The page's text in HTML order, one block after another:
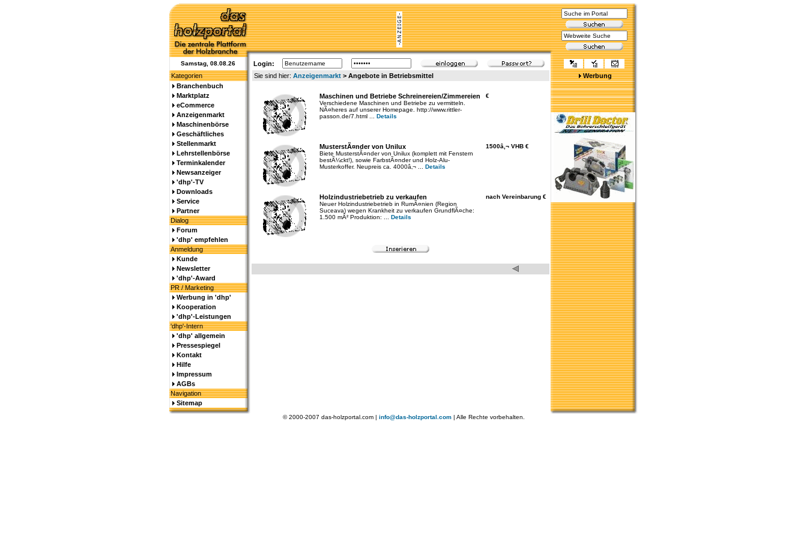
Samstag, 08.08.26
Login:
Kategorien
Sie sind hier: Anzeigenmarkt> Angebote in Betriebsmittel
Werbung
Branchenbuch
Marktplatz
eCommerce
Anzeigenmarkt
Maschinenbörse
Geschäftliches
Stellenmarkt
Lehrstellenbörse
Terminkalender
Newsanzeiger
'dhp'-TV
Downloads
Service
Partner
Dialog
Forum
'dhp' empfehlen
Anmeldung
Kunde
Newsletter
'dhp'-Award
PR / Marketing
Werbung in 'dhp'
Kooperation
'dhp'-Leistungen
'dhp'-Intern
'dhp' allgemein
Pressespiegel
Kontakt
Hilfe
Impressum
AGBs
Navigation
Sitemap
Maschinen und Betriebe Schreinereien/Zimmereien
Verschiedene Maschinen und Betriebe zu vermitteln.
NÃ¤heres auf unserer Homepage. http://www.rittler-
passon.de/7.html ... Details
€
MusterstÃ¤nder von Unilux
Biete MusterstÃ¤nder von Unilux (komplett mit Fenstern
bestÃ¼ckt!), sowie FarbstÃ¤nder und Holz-Alu-
Musterkoffer. Neupreis ca. 4000â‚¬ ... Details
1500â‚¬ VHB €
Holzindustriebetrieb zu verkaufen
Neuer Holzindustriebetrieb in RumÃ¤nien (Region
Suceava) wegen Krankheit zu verkaufen GrundflÃ¤che:
1.500 mÂ² Produktion: ... Details
nach Vereinbarung €
© 2000-2007 das-holzportal.com | info@das-holzportal.com| Alle Rechte vorbehalten.